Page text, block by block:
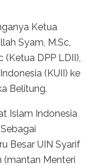
Ketua
Syam, M.Sc,
DPP LDII),
(KUII) ke
Belitung.
Islam Indonesia
Besar UIN Syarif
Menteri